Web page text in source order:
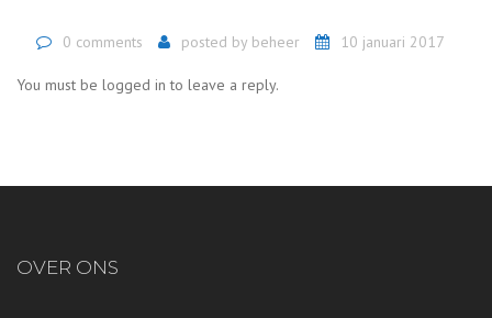
0 comments posted by beheer 10 januari 2017
You must be logged in to leave a reply.
OVER ONS